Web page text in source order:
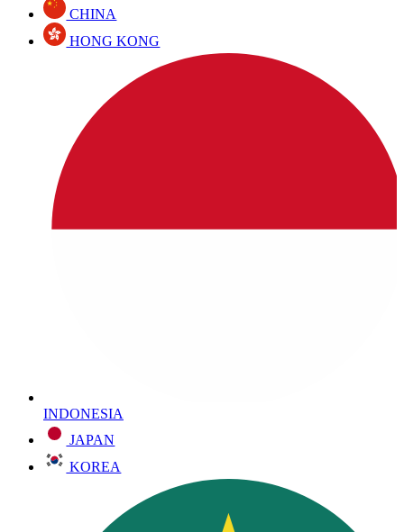
CHINA
HONG KONG
INDONESIA
JAPAN
KOREA